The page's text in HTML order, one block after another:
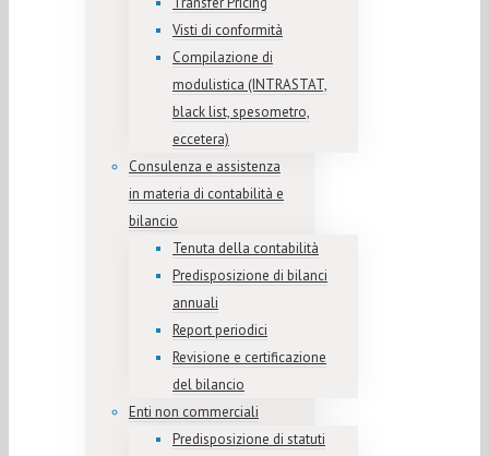
Visti di conformità
Compilazione di
modulistica (INTRASTAT,
black list, spesometro,
eccetera)
Consulenza e assistenza
in materia di contabilità e
bilancio
Tenuta della contabilità
Predisposizione di bilanci
annuali
Report periodici
Revisione e certificazione
del bilancio
Enti non commerciali
Predisposizione di statuti